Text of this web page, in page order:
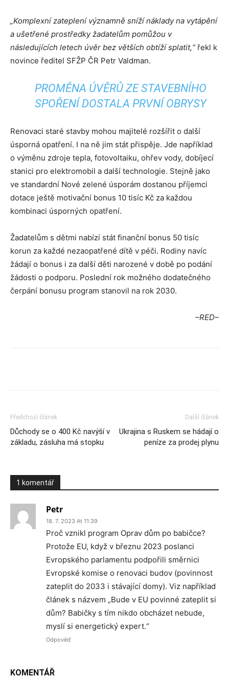
„Komplexní zateplení významně sníží náklady na vytápění
a ušetřené prostředky žadatelům pomůžou v
následujících letech úvěr bez větších obtíží splatit,“ řekl k
novince ředitel SFŽP ČR Petr Valdman.
PROMĚNA ÚVĚRŮ ZE STAVEBNÍHO
SPOŘENÍ DOSTALA PRVNÍ OBRYSY
Renovaci staré stavby mohou majitelé rozšířit o další
úsporná opatření. I na ně jim stát přispěje. Jde například
o výměnu zdroje tepla, fotovoltaiku, ohřev vody, dobíjecí
stanici pro elektromobil a další technologie. Stejně jako
ve standardní Nové zelené úsporám dostanou příjemci
dotace ještě motivační bonus 10 tisíc Kč za každou
kombinaci úsporných opatření.
Žadatelům s dětmi nabízí stát finanční bonus 50 tisíc
korun za každé nezaopatřené dítě v péči. Rodiny navíc
žádají o bonus i za další děti narozené v době po podání
žádosti o podporu. Poslední rok možného dodatečného
čerpání bonusu program stanovil na rok 2030.
–RED–
Předchozí článek
Důchody se o 400 Kč navýší v
základu, zásluha má stopku
Další článek
Ukrajina s Ruskem se hádají o
peníze za prodej plynu
1 komentář
Petr
18. 7. 2023 At 11:39
Proč vznikl program Oprav dům po babičce?
Protože EU, když v březnu 2023 poslanci
Evropského parlamentu podpořili směrnici
Evropské komise o renovaci budov (povinnost
zateplit do 2033 i stávající domy). Viz například
článek s názvem „Bude v EU povinné zateplit si
dům? Babičky s tím nikdo obcházet nebude,
myslí si energetický expert.“
Odpověď
KOMENTÁŘ